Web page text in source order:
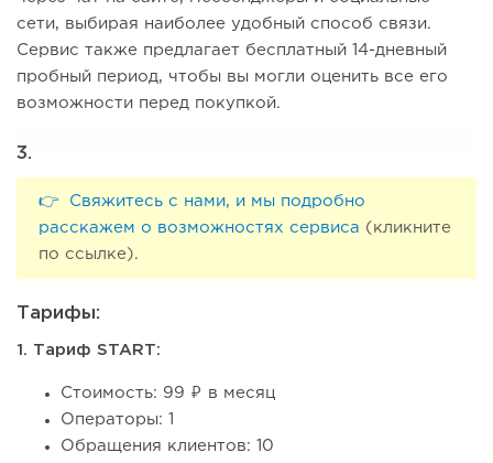
сети, выбирая наиболее удобный способ связи.
Сервис также предлагает бесплатный 14-дневный
пробный период, чтобы вы могли оценить все его
возможности перед покупкой.
3.
👉 Свяжитесь с нами, и мы подробно
расскажем о возможностях сервиса (кликните
по ссылке).
Тарифы:
1. Тариф START:
Стоимость: 99 ₽ в месяц
Операторы: 1
Обращения клиентов: 10